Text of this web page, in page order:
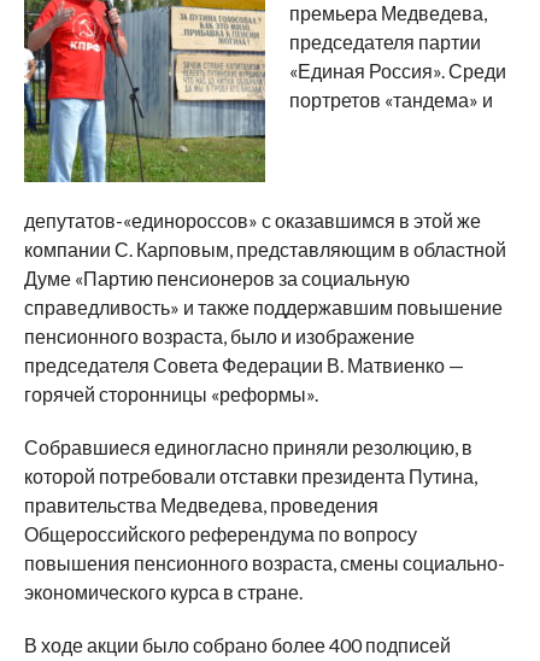
премьера Медведева,
председателя партии
«Единая Россия». Среди
портретов «тандема» и
депутатов-«единороссов» с оказавшимся в этой же
компании С. Карповым, представляющим в областной
Думе «Партию пенсионеров за социальную
справедливость» и также поддержавшим повышение
пенсионного возраста, было и изображение
председателя Совета Федерации В. Матвиенко —
горячей сторонницы «реформы».
Собравшиеся единогласно приняли резолюцию, в
которой потребовали отставки президента Путина,
правительства Медведева, проведения
Общероссийского референдума по вопросу
повышения пенсионного возраста, смены социально-
экономического курса в стране.
В ходе акции было собрано более 400 подписей